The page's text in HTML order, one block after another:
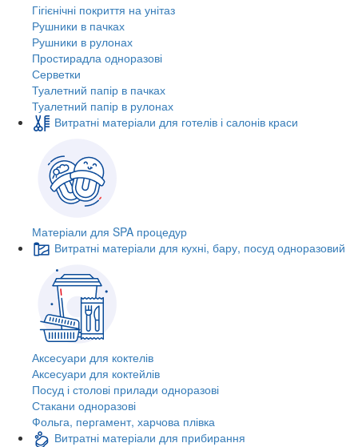
Гігієнічні покриття на унітаз
Рушники в пачках
Рушники в рулонах
Простирадла одноразові
Серветки
Туалетний папір в пачках
Туалетний папір в рулонах
Витратні матеріали для готелів і салонів краси
Матеріали для SPA процедур
Витратні матеріали для кухні, бару, посуд одноразовий
Аксесуари для коктелів
Аксесуари для коктейлів
Посуд і столові прилади одноразові
Стакани одноразові
Фольга, пергамент, харчова плівка
Витратні матеріали для прибирання